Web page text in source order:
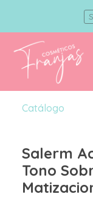
Catálogo
Salerm
Tono